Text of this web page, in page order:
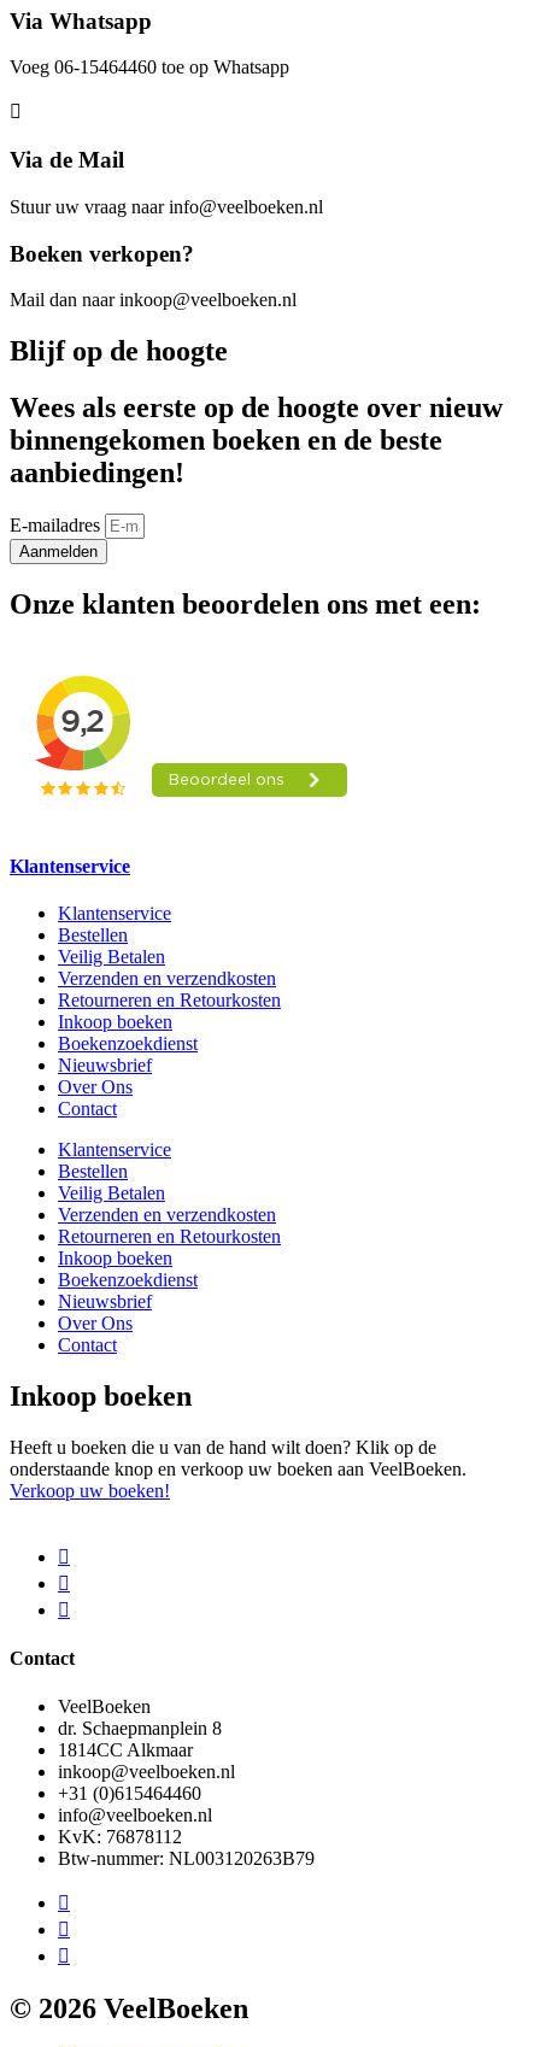
Via Whatsapp
Voeg 06-15464460 toe op Whatsapp
Via de Mail
Stuur uw vraag naar info@veelboeken.nl
Boeken verkopen?
Mail dan naar inkoop@veelboeken.nl
Blijf op de hoogte
Wees als eerste op de hoogte over nieuw
binnengekomen boeken en de beste
aanbiedingen!
E-mailadres
Aanmelden
Onze klanten beoordelen ons met een:
Klantenservice
Klantenservice
Bestellen
Veilig Betalen
Verzenden en verzendkosten
Retourneren en Retourkosten
Inkoop boeken
Boekenzoekdienst
Nieuwsbrief
Over Ons
Contact
Klantenservice
Bestellen
Veilig Betalen
Verzenden en verzendkosten
Retourneren en Retourkosten
Inkoop boeken
Boekenzoekdienst
Nieuwsbrief
Over Ons
Contact
Inkoop boeken
Heeft u boeken die u van de hand wilt doen? Klik op de
onderstaande knop en verkoop uw boeken aan VeelBoeken.
Verkoop uw boeken!
Contact
VeelBoeken
dr. Schaepmanplein 8
1814CC Alkmaar
inkoop@veelboeken.nl
+31 (0)615464460
info@veelboeken.nl
KvK: 76878112
Btw-nummer: NL003120263B79
© 2026 VeelBoeken